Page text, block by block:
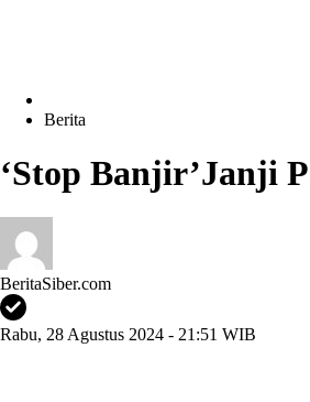
Berita
‘Stop Banjir’Janji
BeritaSiber.com
Rabu, 28 Agustus 2024 - 21:51 WIB